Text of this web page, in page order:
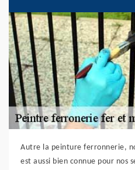
Autre la peinture ferronnerie,
est aussi bien connue pour nos